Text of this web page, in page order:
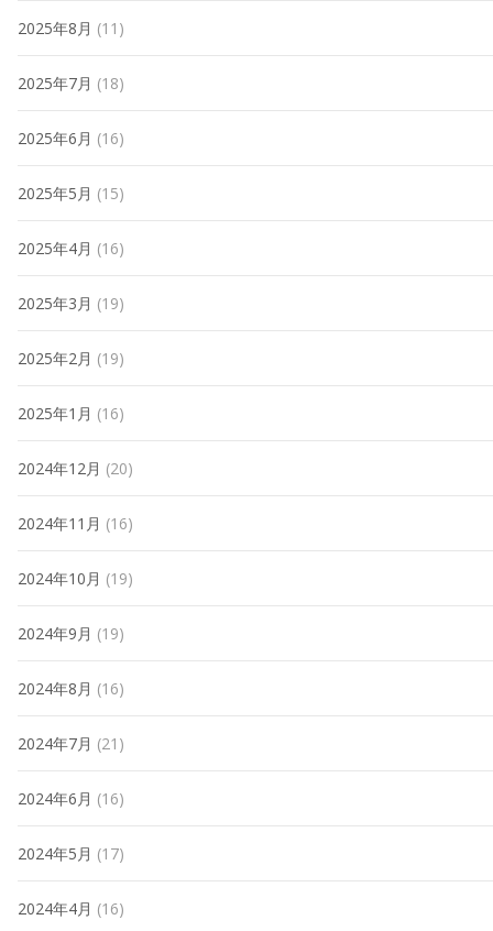
2025年8月 (11)
2025年7月 (18)
2025年6月 (16)
2025年5月 (15)
2025年4月 (16)
2025年3月 (19)
2025年2月 (19)
2025年1月 (16)
2024年12月 (20)
2024年11月 (16)
2024年10月 (19)
2024年9月 (19)
2024年8月 (16)
2024年7月 (21)
2024年6月 (16)
2024年5月 (17)
2024年4月 (16)